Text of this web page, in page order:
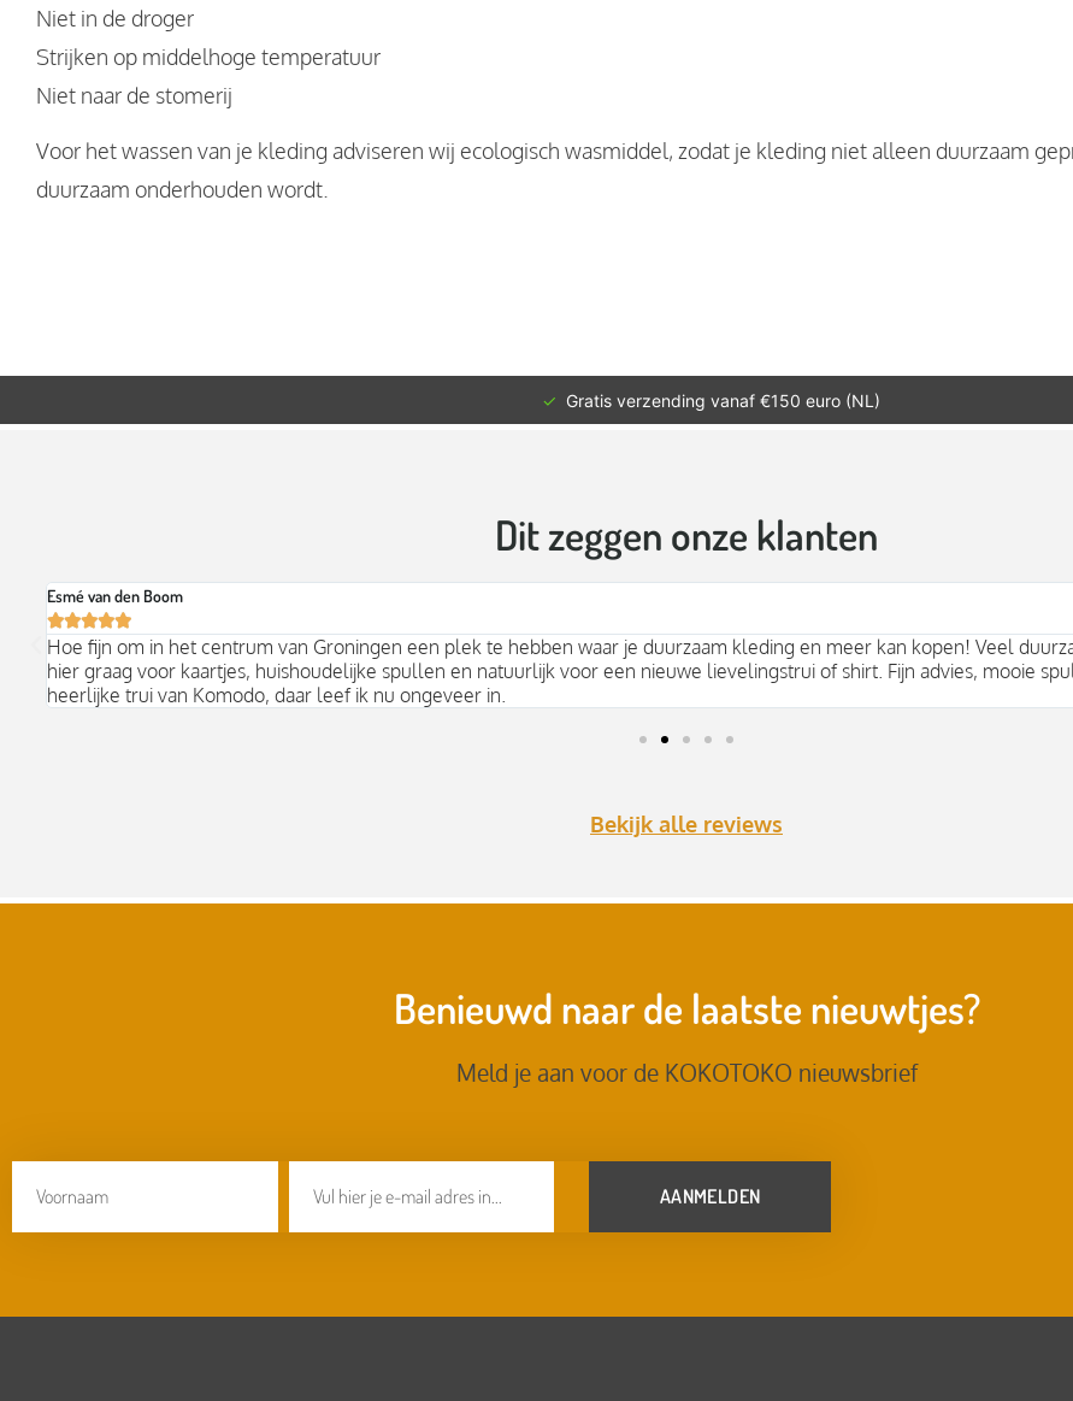
Niet in de droger
Strijken op middelhoge temperatuur
Niet naar de stomerij
Voor het wassen van je kleding adviseren wij ecologisch wasmiddel, zodat je kleding niet alleen duurzaam
duurzaam onderhouden wordt.
✓ Gratis verzending vanaf €150 euro (NL)
Dit zeggen onze klanten
Esmé van den Boom

Hoe fijn om in het centrum van Groningen een plek te hebben waar je duurzaam kleding en meer kan kopen! Veel
hier graag voor kaartjes, huishoudelijke spullen en natuurlijk voor een nieuwe lievelingstrui of shirt. Fijn advies, mooie
heerlijke trui van Komodo, daar leef ik nu ongeveer in.
Bekijk alle reviews
Benieuwd naar de laatste nieuwtjes?
Meld je aan voor de KOKOTOKO nieuwsbrief
AANMELDEN